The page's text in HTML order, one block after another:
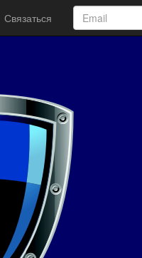
Связаться